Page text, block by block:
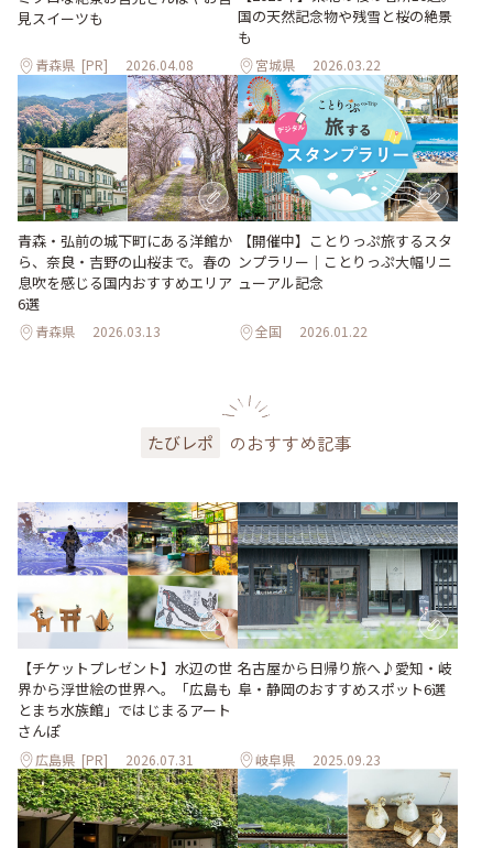
見スイーツも
青森県 [PR] 2026.04.08
国の天然記念物や残雪と桜の絶景
も
宮城県 2026.03.22
青森・弘前の城下町にある洋館か
ら、奈良・吉野の山桜まで。春の
息吹を感じる国内おすすめエリア
6選
青森県 2026.03.13
【開催中】ことりっぷ旅するスタ
ンプラリー｜ことりっぷ大幅リニ
ューアル記念
全国 2026.01.22
たびレポ のおすすめ記事
【チケットプレゼント】水辺の世
界から浮世絵の世界へ。「広島も
とまち水族館」ではじまるアート
さんぽ
広島県 [PR] 2026.07.31
名古屋から日帰り旅へ♪愛知・岐
阜・静岡のおすすめスポット6選
岐阜県 2025.09.23